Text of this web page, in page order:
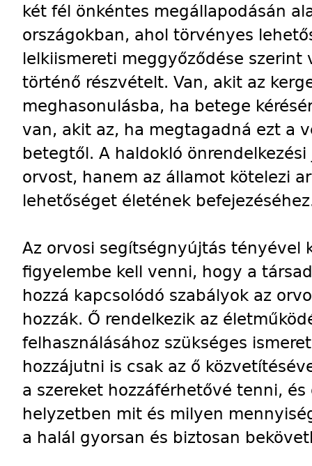
két fél önkéntes megállapodásán
országokban, ahol törvényes
lelkiismereti meggyőződése
történő részvételt. Van, akit az
meghasonulásba, ha betege
van, akit az, ha megtagadná ezt a
betegtől. A haldokló
orvost, hanem az államot kötelezi
lehetőséget életének
Az orvosi segítségnyújtás tényével
figyelembe kell venni, hogy a
hozzá kapcsolódó szabályok az
hozzák. Ő rendelkezik az
felhasználásához szükséges
hozzájutni is csak az ő
a szereket hozzáférhetővé tenni,
helyzetben mit és milyen
a halál gyorsan és biztosan